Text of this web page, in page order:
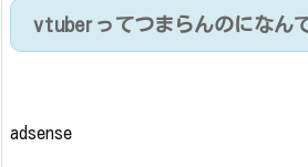
vtuberってつまらんのになん
adsense